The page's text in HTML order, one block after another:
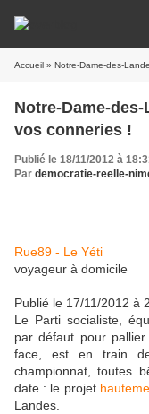
Accueil » Notre-Dame-des-
Notre-Dame-
vos conneries !
Publié le 18/11/2012 à
Par democratie-reelle-
Rue89 - Le Yéti
voyageur à domicile
Publié le 17/11/2012 à
Le Parti socialiste,
par défaut pour
face, est en train
championnat, toutes
date : le projet
Landes.